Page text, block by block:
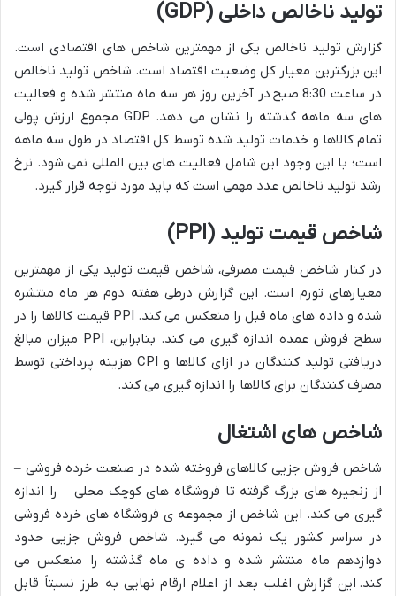
تولید ناخالص داخلی (GDP)
گزارش تولید ناخالص یکی از مهمترین شاخص های اقتصادی است.
این بزرگترین معیار کل وضعیت اقتصاد است. شاخص تولید ناخالص
در ساعت 8:30 صبح در آخرین روز هر سه ماه منتشر شده و فعالیت
های سه ماهه گذشته را نشان می دهد. GDP مجموع ارزش پولی
تمام کالاها و خدمات تولید شده توسط کل اقتصاد در طول سه ماهه
است؛ با این وجود این شامل فعالیت های بین المللی نمی شود. نرخ
رشد تولید ناخالص عدد مهمی است که باید مورد توجه قرار گیرد.
شاخص قیمت تولید (PPI)
در کنار شاخص قیمت مصرفی، شاخص قیمت تولید یکی از مهمترین
معیارهای تورم است. این گزارش درطی هفته دوم هر ماه منتشره
شده و داده های ماه قبل را منعکس می کند. PPI قیمت کالاها را در
سطح فروش عمده اندازه گیری می کند. بنابراین، PPI میزان مبالغ
دریافتی تولید کنندگان در ازای کالاها و CPI هزینه پرداختی توسط
مصرف کنندگان برای کالاها را اندازه گیری می کند.
شاخص های اشتغال
شاخص فروش جزیی کالاهای فروخته شده در صنعت خرده فروشی –
از زنجیره های بزرگ گرفته تا فروشگاه های کوچک محلی – را اندازه
گیری می کند. این شاخص از مجموعه ی فروشگاه های خرده فروشی
در سراسر کشور یک نمونه می گیرد. شاخص فروش جزیی حدود
دوازدهم ماه منتشر شده و داده ی ماه گذشته را منعکس می
کند. این گزارش اغلب بعد از اعلام ارقام نهایی به طرز نسبتاً قابل